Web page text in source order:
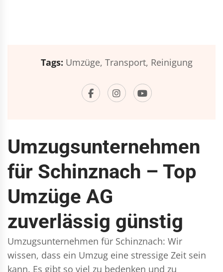
Tags: Umzüge, Transport, Reinigung
Umzugsunternehmen
für Schinznach – Top
Umzüge AG
zuverlässig günstig
Umzugsunternehmen für Schinznach: Wir
wissen, dass ein Umzug eine stressige Zeit sein
kann. Es gibt so viel zu bedenken und zu